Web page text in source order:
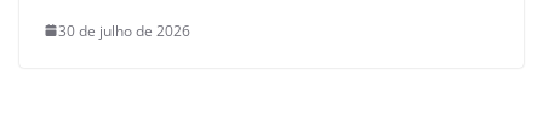
30 de julho de 2026